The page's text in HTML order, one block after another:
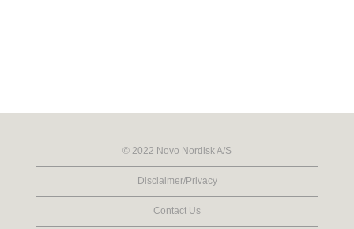
© 2022 Novo Nordisk A/S
Disclaimer/Privacy
Contact Us